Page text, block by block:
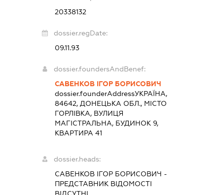
20338132
dossier.regDate:
09.11.93
dossier.foundersAndBenef:
САВЕНКОВ ІГОР БОРИСОВИЧ
dossier.founderAddressУКРАЇНА,
84642, ДОНЕЦЬКА ОБЛ., МІСТО
ГОРЛІВКА, ВУЛИЦЯ
МАГІСТРАЛЬНА, БУДИНОК 9,
КВАРТИРА 41
dossier.heads:
САВЕНКОВ ІГОР БОРИСОВИЧ -
ПРЕДСТАВНИК ВІДОМОСТІ